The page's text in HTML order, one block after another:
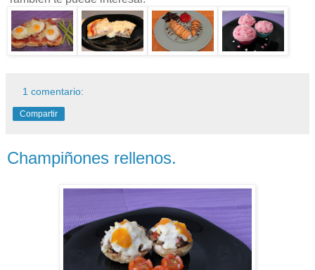
1 comentario:
Compartir
Champiñones rellenos.